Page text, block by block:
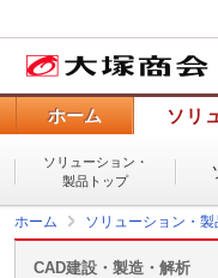
ホーム ソリ
ソリューション・
製品トップ
ホーム ソリューション・製
CAD建設・製造・解析